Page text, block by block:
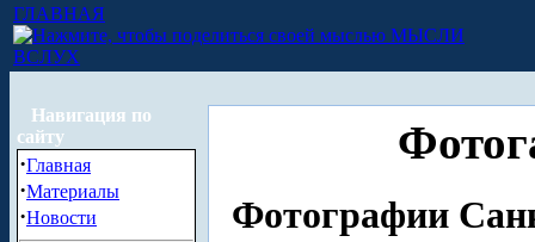
ГЛАВНАЯ
МЫСЛИ
ВСЛУХ
Навигация по
сайту
·Главная
·Материалы
·Новости Фотографии